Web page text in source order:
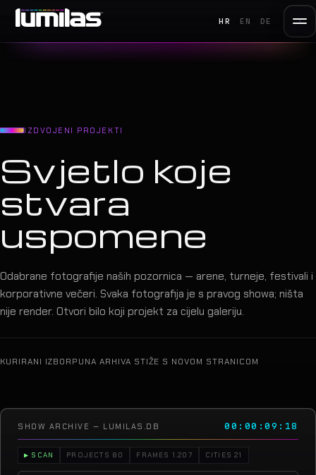
HR EN DE
IZDVOJENI PROJEKTI
Svjetlo koje
stvara
uspomene
Odabrane fotografije naših pozornica — arene, turneje, festivali i
korporativne večeri. Svaka fotografija je s pravog showa; ništa
nije render. Otvori bilo koji projekt za cijelu galeriju.
KURIRANI IZBORPUNA ARHIVA STIŽE S NOVOM STRANICOM
SHOW ARCHIVE — LUMILAS.DB 00:00:11:22
▶ SCAN PROJECTS 80 FRAMES 1.207 CITIES 21